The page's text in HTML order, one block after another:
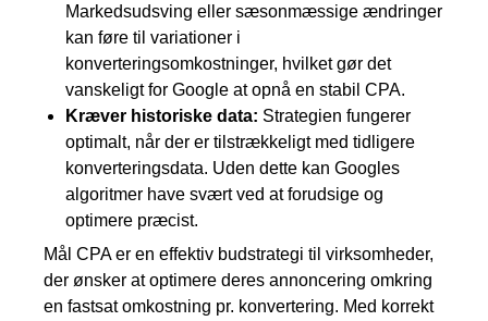
Markedsudsving eller sæsonmæssige ændringer
kan føre til variationer i
konverteringsomkostninger, hvilket gør det
vanskeligt for Google at opnå en stabil CPA.
Kræver historiske data: Strategien fungerer
optimalt, når der er tilstrækkeligt med tidligere
konverteringsdata. Uden dette kan Googles
algoritmer have svært ved at forudsige og
optimere præcist.
Mål CPA er en effektiv budstrategi til virksomheder,
der ønsker at optimere deres annoncering omkring
en fastsat omkostning pr. konvertering. Med korrekt